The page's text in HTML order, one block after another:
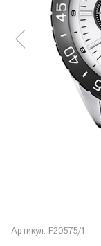
Артикул: F20575/1